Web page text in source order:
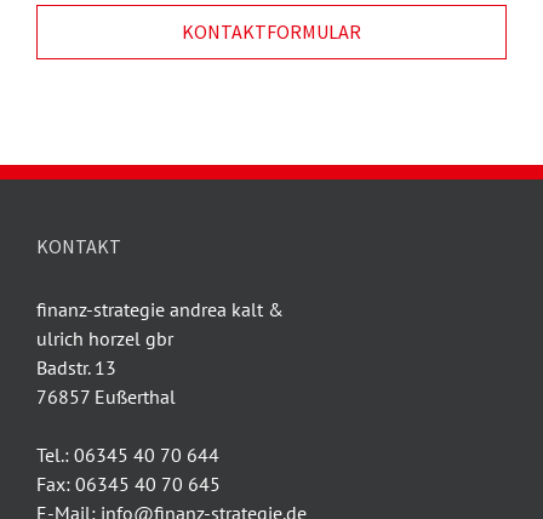
KONTAKTFORMULAR
KONTAKT
finanz-strategie andrea kalt &
ulrich horzel gbr
Badstr. 13
76857 Eußerthal
Tel.: 06345 40 70 644
Fax: 06345 40 70 645
E-Mail: info@finanz-strategie.de